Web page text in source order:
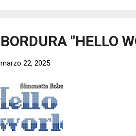
BORDURA "HELLO
marzo 22, 2025